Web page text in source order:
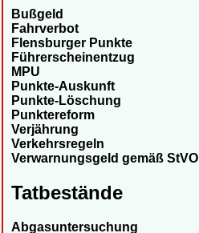
Bußgeld
Fahrverbot
Flensburger Punkte
Führerscheinentzug
MPU
Punkte-Auskunft
Punkte-Löschung
Punktereform
Verjährung
Verkehrsregeln
Verwarnungsgeld gemäß StVO
Tatbestände
Abgasuntersuchung